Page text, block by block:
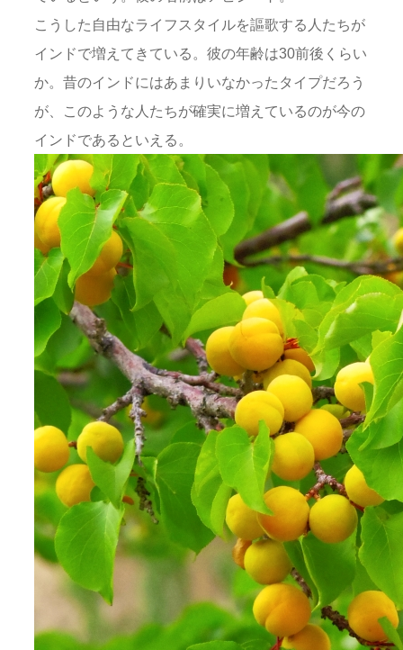
こうした自由なライフスタイルを謳歌する人たちが
インドで増えてきている。彼の年齢は30前後くらい
か。昔のインドにはあまりいなかったタイプだろう
が、このような人たちが確実に増えているのが今の
インドであるといえる。